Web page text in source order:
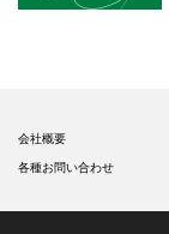
会社概要
各種お問い合わせ